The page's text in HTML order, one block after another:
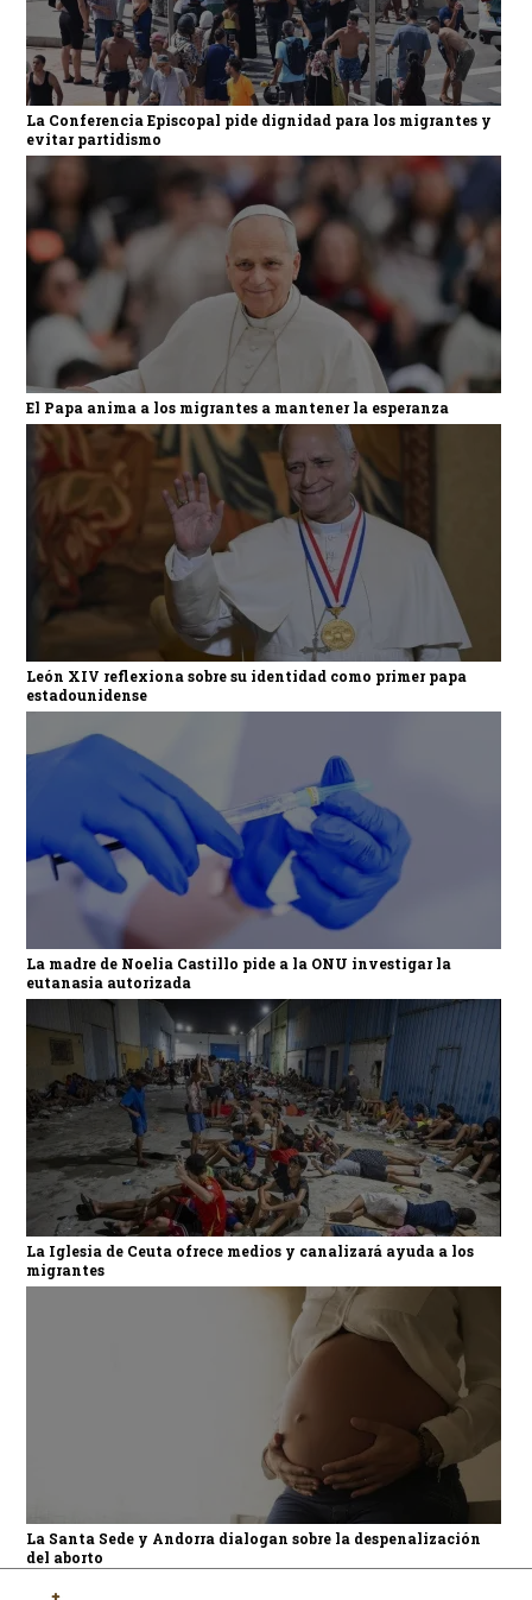
La Conferencia Episcopal pide dignidad para los migrantes y
evitar partidismo
El Papa anima a los migrantes a mantener la esperanza
León XIV reflexiona sobre su identidad como primer papa
estadounidense
La madre de Noelia Castillo pide a la ONU investigar la
eutanasia autorizada
La Iglesia de Ceuta ofrece medios y canalizará ayuda a los
migrantes
La Santa Sede y Andorra dialogan sobre la despenalización
del aborto